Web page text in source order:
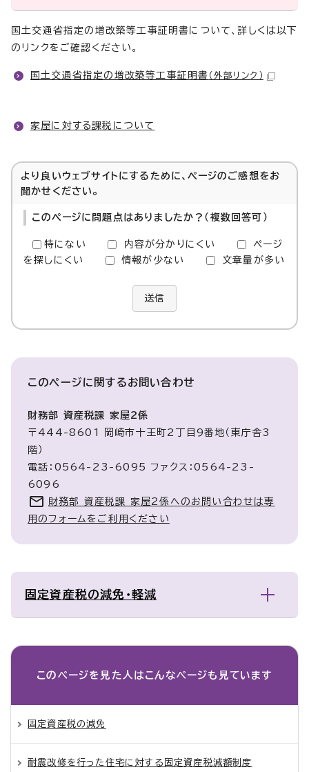
国土交通省指定の増改築等工事証明書について、詳しくは以下
のリンクをご確認ください。
国土交通省指定の増改築等工事証明書 （外部リンク）
家屋に対する課税について
より良いウェブサイトにするために、ページのご感想をお
聞かせください。
このページに問題点はありましたか？（複数回答可）
特にない 内容が分かりにくい
ページ
を探しにくい
情報が少ない 文章量が多い
送信
このページに関するお問い合わせ
財務部 資産税課 家屋2係
〒444-8601 岡崎市十王町2丁目9番地（東庁舎3
階）
電話：0564-23-6095 ファクス：0564-23-
6096
財務部 資産税課 家屋2係へのお問い合わせは専
用のフォームをご利用ください
固定資産税の減免・軽減
このページを見た人は こんなページも見ています
固定資産税の減免
耐震改修を行った住宅に対する固定資産税減額制度